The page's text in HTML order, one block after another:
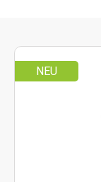
NEU